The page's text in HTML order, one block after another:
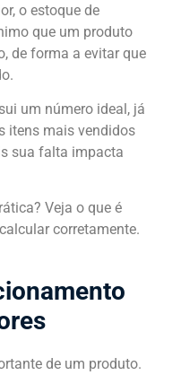
o estoque de
que um produto
de forma a evitar que
um número ideal, já
itens mais vendidos
sua falta impacta
Veja o que é
corretamente.
de um produto.